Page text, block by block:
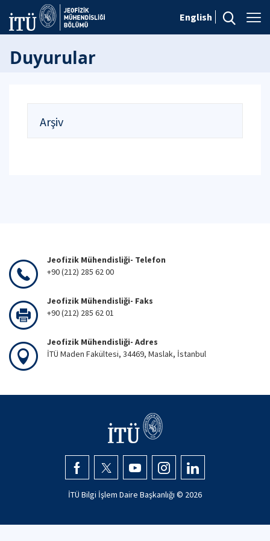
English
Duyurular
Arşiv
Jeofizik Mühendisliği- Telefon
+90 (212) 285 62 00
Jeofizik Mühendisliği- Faks
+90 (212) 285 62 01
Jeofizik Mühendisliği- Adres
İTÜ Maden Fakültesi, 34469, Maslak, İstanbul
İTÜ Bilgi İşlem Daire Başkanlığı © 2026